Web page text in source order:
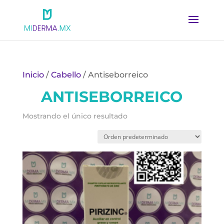
Inicio/ Cabello/ Antiseborreico
ANTISEBORREICO
Mostrando el único resultado